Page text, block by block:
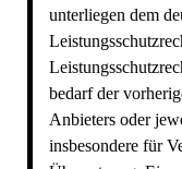
unterliegen dem
bedarf der
Anbieters oder
insbesondere für